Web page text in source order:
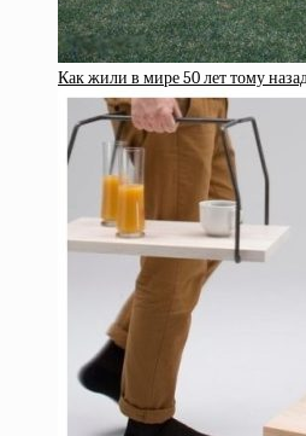
Как жили в мире 50 лет тому